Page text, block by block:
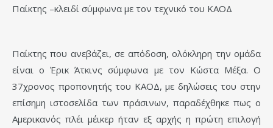
Παίκτης –κλειδί σύμφωνα με τον τεχνικό του ΚΑΟΔ
Παίκτης που ανεβάζει, σε απόδοση, ολόκληρη την ομάδα
είναι ο Έρικ Άτκινς σύμφωνα με τον Κώστα Μέξα. Ο
37χρονος προπονητής του ΚΑΟΔ, με δηλώσεις του στην
επίσημη ιστοσελίδα των πράσινων, παραδέχθηκε πως ο
Αμερικανός πλέι μέικερ ήταν εξ αρχής η πρώτη επιλογή